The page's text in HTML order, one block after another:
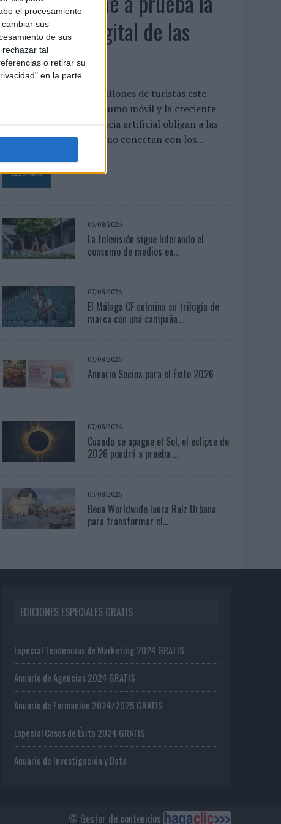
el procesamiento
sus
de sus
tal
o retirar su
en la parte
estrategia digital de las
marcas
Las previsiones de 42 millones de turistas este
verano, el auge del consumo móvil y la creciente
adopción de la inteligencia artificial obligan a las
marcas a replantear cómo conectan con los...
LEER MÁS
06/08/2026
La televisión sigue liderando el
consumo de medios en...
07/08/2026
El Málaga CF culmina su trilogía de
marca con una campaña...
04/08/2026
Anuario Socios para el Éxito 2026
07/08/2026
Cuando se apague el Sol, el eclipse de
2026 pondrá a prueba ...
05/08/2026
Beon Worldwide lanza Raíz Urbana
para transformar el...
EDICIONES ESPECIALES GRATIS
Especial Tendencias de Marketing 2024 GRATIS
Anuario de Agencias 2024 GRATIS
Anuario de Formación 2024/2025 GRATIS
Especial Casos de Éxito 2024 GRATIS
Anuario de Investigación y Data
© Gestor de contenidos